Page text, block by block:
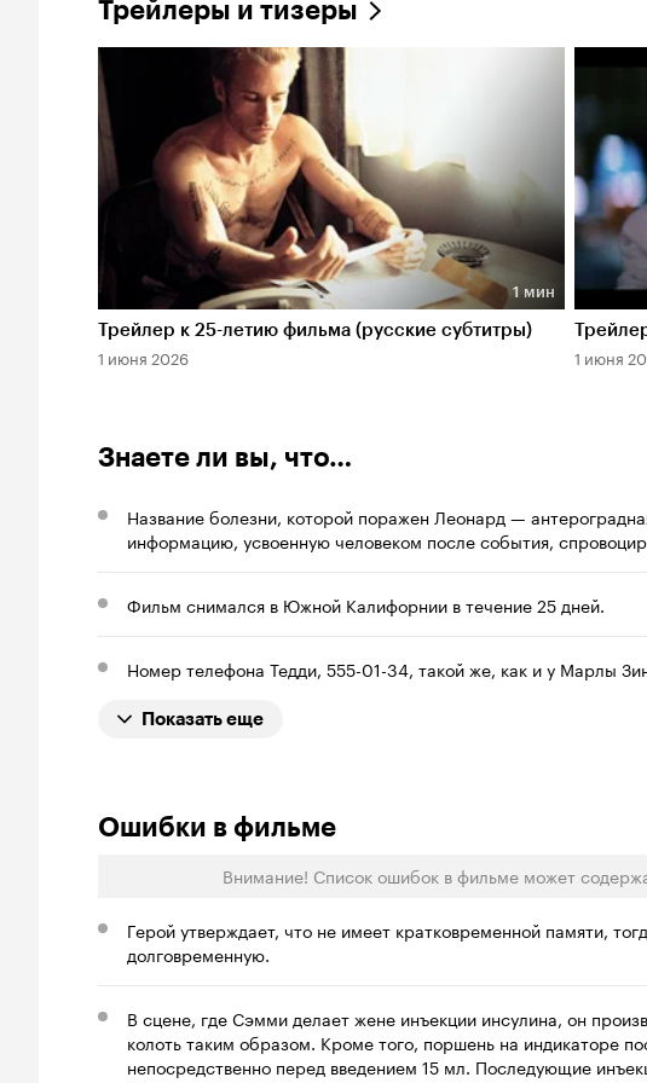
Трейлеры и тизеры
Длительность 1 мин
1 мин
Трейлер к 25-летию фильма (русские субтитры)
1 июня 2026 1 июня
Знаете ли вы, что…
Название болезни, которой поражен Леонард —
информацию, усвоенную человеком после события,
Фильм снимался в Южной Калифорнии в течение 25 дней.
Номер телефона Тедди, 555-01-34, такой же, как и у Марлы
Показать еще
Ошибки в фильме
Внимание! Список ошибок в фильме может
Герой утверждает, что не имеет кратковременной памяти,
долговременную.
В сцене, где Сэмми делает жене инъекции инсулина, он
колоть таким образом. Кроме того, поршень на индикаторе
непосредственно перед введением 15 мл. Последующие